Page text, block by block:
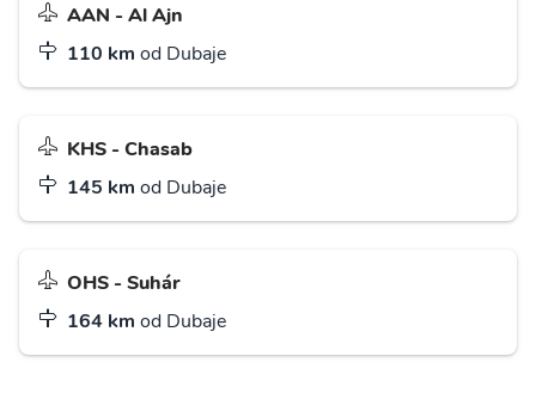
AAN - Al Ajn
110 km od Dubaje
KHS - Chasab
145 km od Dubaje
OHS - Suhár
164 km od Dubaje